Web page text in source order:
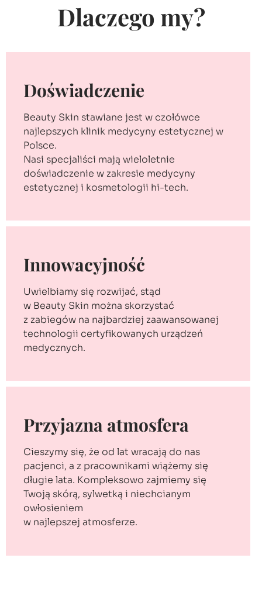
Dlaczego my?
Doświadczenie
Beauty Skin stawiane jest w czołówce
najlepszych klinik medycyny estetycznej w
Polsce.
Nasi specjaliści mają wieloletnie
doświadczenie w zakresie medycyny
estetycznej i kosmetologii hi-tech.
Innowacyjność
Uwielbiamy się rozwijać, stąd
w Beauty Skin można skorzystać
z zabiegów na najbardziej zaawansowanej
technologii certyfikowanych urządzeń
medycznych.
Przyjazna atmosfera
Cieszymy się, że od lat wracają do nas
pacjenci, a z pracownikami wiążemy się
długie lata. Kompleksowo zajmiemy się
Twoją skórą, sylwetką i niechcianym
owłosieniem
w najlepszej atmosferze.